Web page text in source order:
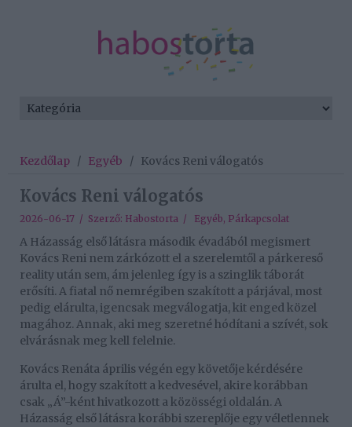
Kezdőlap / Egyéb / Kovács Reni válogatós
Kovács Reni válogatós
2026-06-17 / Szerző: Habostorta / Egyéb, Párkapcsolat
A Házasság első látásra második évadából megismert
Kovács Reni nem zárkózott el a szerelemtől a párkereső
reality után sem, ám jelenleg így is a szinglik táborát
erősíti. A fiatal nő nemrégiben szakított a párjával, most
pedig elárulta, igencsak megválogatja, kit enged közel
magához. Annak, aki meg szeretné hódítani a szívét, sok
elvárásnak meg kell felelnie.
Kovács Renáta április végén egy követője kérdésére
árulta el, hogy szakított a kedvesével, akire korábban
csak „Á”-ként hivatkozott a közösségi oldalán. A
Házasság első látásra korábbi szereplője egy véletlennek